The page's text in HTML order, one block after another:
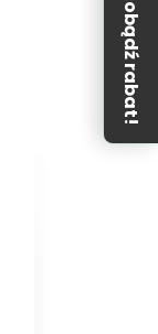
Zdobądź rabat!